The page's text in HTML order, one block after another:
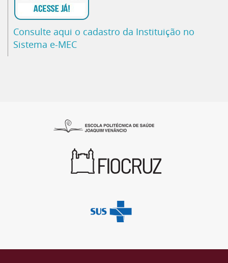
Consulte aqui o cadastro da Instituição no
Sistema e-MEC